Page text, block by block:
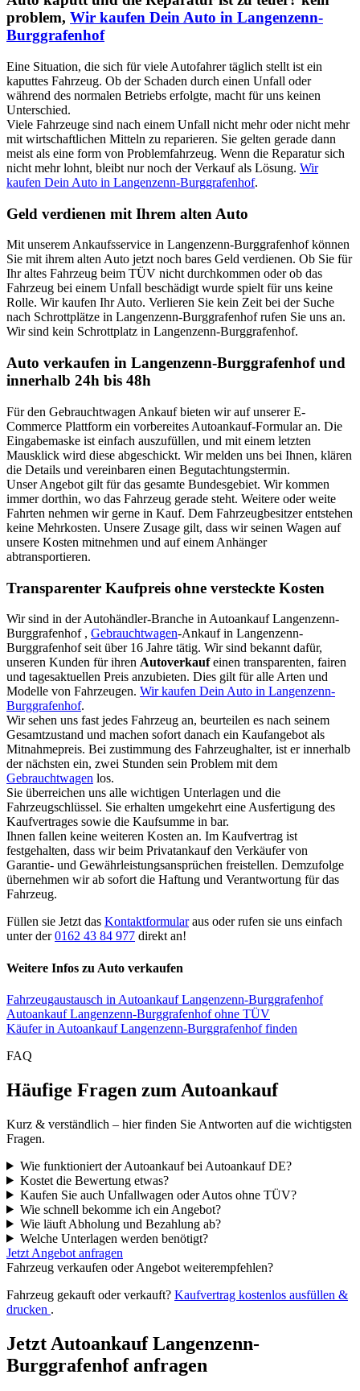
problem, Wir kaufen Dein Auto in Langenzenn-
Burggrafenhof
Eine Situation, die sich für viele Autofahrer täglich stellt ist ein
kaputtes Fahrzeug. Ob der Schaden durch einen Unfall oder
während des normalen Betriebs erfolgte, macht für uns keinen
Unterschied.
Viele Fahrzeuge sind nach einem Unfall nicht mehr oder nicht mehr
mit wirtschaftlichen Mitteln zu reparieren. Sie gelten gerade dann
meist als eine form von Problemfahrzeug. Wenn die Reparatur sich
nicht mehr lohnt, bleibt nur noch der Verkauf als Lösung. Wir
kaufen Dein Auto in Langenzenn-Burggrafenhof.
Geld verdienen mit Ihrem alten Auto
Mit unserem Ankaufsservice in Langenzenn-Burggrafenhof können
Sie mit ihrem alten Auto jetzt noch bares Geld verdienen. Ob Sie für
Ihr altes Fahrzeug beim TÜV nicht durchkommen oder ob das
Fahrzeug bei einem Unfall beschädigt wurde spielt für uns keine
Rolle. Wir kaufen Ihr Auto. Verlieren Sie kein Zeit bei der Suche
nach Schrottplätze in Langenzenn-Burggrafenhof rufen Sie uns an.
Wir sind kein Schrottplatz in Langenzenn-Burggrafenhof.
Auto verkaufen in Langenzenn-Burggrafenhof und
innerhalb 24h bis 48h
Für den Gebrauchtwagen Ankauf bieten wir auf unserer E-
Commerce Plattform ein vorbereites Autoankauf-Formular an. Die
Eingabemaske ist einfach auszufüllen, und mit einem letzten
Mausklick wird diese abgeschickt. Wir melden uns bei Ihnen, klären
die Details und vereinbaren einen Begutachtungstermin.
Unser Angebot gilt für das gesamte Bundesgebiet. Wir kommen
immer dorthin, wo das Fahrzeug gerade steht. Weitere oder weite
Fahrten nehmen wir gerne in Kauf. Dem Fahrzeugbesitzer entstehen
keine Mehrkosten. Unsere Zusage gilt, dass wir seinen Wagen auf
unsere Kosten mitnehmen und auf einem Anhänger
abtransportieren.
Transparenter Kaufpreis ohne versteckte Kosten
Wir sind in der Autohändler-Branche in Autoankauf Langenzenn-
Burggrafenhof , Gebrauchtwagen-Ankauf in Langenzenn-
Burggrafenhof seit über 16 Jahre tätig. Wir sind bekannt dafür,
unseren Kunden für ihren Autoverkaufeinen transparenten, fairen
und tagesaktuellen Preis anzubieten. Dies gilt für alle Arten und
Modelle von Fahrzeugen. Wir kaufen Dein Auto in Langenzenn-
Burggrafenhof.
Wir sehen uns fast jedes Fahrzeug an, beurteilen es nach seinem
Gesamtzustand und machen sofort danach ein Kaufangebot als
Mitnahmepreis. Bei zustimmung des Fahrzeughalter, ist er innerhalb
der nächsten ein, zwei Stunden sein Problem mit dem
Gebrauchtwagen los.
Sie überreichen uns alle wichtigen Unterlagen und die
Fahrzeugschlüssel. Sie erhalten umgekehrt eine Ausfertigung des
Kaufvertrages sowie die Kaufsumme in bar.
Ihnen fallen keine weiteren Kosten an. Im Kaufvertrag ist
festgehalten, dass wir beim Privatankauf den Verkäufer von
Garantie- und Gewährleistungsansprüchen freistellen. Demzufolge
übernehmen wir ab sofort die Haftung und Verantwortung für das
Fahrzeug.
Füllen sie Jetzt das Kontaktformularaus oder rufen sie uns einfach
unter der0162 43 84 977 direkt an!
Weitere Infos zu Auto verkaufen
Fahrzeugaustausch in Autoankauf Langenzenn-Burggrafenhof
Autoankauf Langenzenn-Burggrafenhof ohne TÜV
Käufer in Autoankauf Langenzenn-Burggrafenhof finden
FAQ
Häufige Fragen zum Autoankauf
Kurz & verständlich – hier finden Sie Antworten auf die wichtigsten
Fragen.
Wie funktioniert der Autoankauf bei Autoankauf DE?
Kostet die Bewertung etwas?
Kaufen Sie auch Unfallwagen oder Autos ohne TÜV?
Wie schnell bekomme ich ein Angebot?
Wie läuft Abholung und Bezahlung ab?
Welche Unterlagen werden benötigt?
Jetzt Angebot anfragen
Fahrzeug verkaufen oder Angebot weiterempfehlen?
Fahrzeug gekauft oder verkauft? Kaufvertrag kostenlos ausfüllen &
drucken .
Jetzt Autoankauf Langenzenn-
Burggrafenhof anfragen